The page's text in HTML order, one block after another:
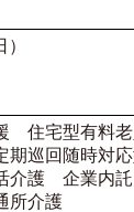
住宅型有料
巡回随時対
護 企業内託
所介護